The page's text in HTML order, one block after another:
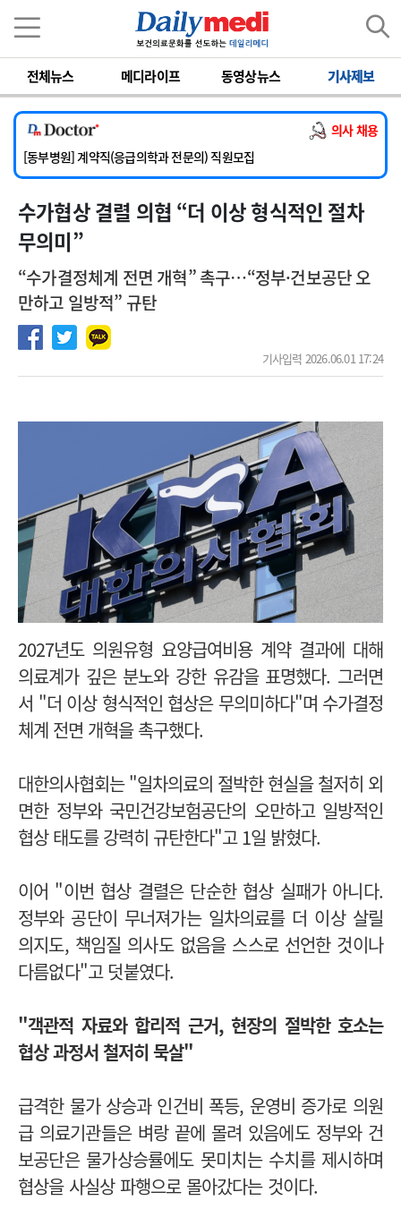
전체뉴스 메디라이프 동영상뉴스 기사제보
의사 채용
[서울아산병원] 2026년 하반기 인턴 모집
[영남대학교의료원] 마취통증의학과 임기제 임상의사 채용
[충남대학교병원] 소아청소년과(소아응급전담) 계약직 의사 공개채용
[동부병원] 계약직(응급의학과 전문의) 직원모집
[이대목동병원] 하반기 전공의(레지던트1년차) 모집
[서울아산병원] 2026년 하반기 인턴 모집
[영남대학교의료원] 마취통증의학과 임기제 임상의사 채용
수가협상 결렬 의협 “더 이상 형식적인 절차
무의미”
“수가결정체계 전면 개혁” 촉구…“정부·건보공단 오
만하고 일방적” 규탄
기사입력 2026.06.01 17:24
2027년도 의원유형 요양급여비용 계약 결과에 대해
의료계가 깊은 분노와 강한 유감을 표명했다. 그러면
서 "더 이상 형식적인 협상은 무의미하다"며 수가결정
체계 전면 개혁을 촉구했다.
대한의사협회는 "일차의료의 절박한 현실을 철저히 외
면한 정부와 국민건강보험공단의 오만하고 일방적인
협상 태도를 강력히 규탄한다"고 1일 밝혔다.
이어 "이번 협상 결렬은 단순한 협상 실패가 아니다.
정부와 공단이 무너져가는 일차의료를 더 이상 살릴
의지도, 책임질 의사도 없음을 스스로 선언한 것이나
다름없다"고 덧붙였다.
"객관적 자료와 합리적 근거, 현장의 절박한 호소는
협상 과정서 철저히 묵살"
급격한 물가 상승과 인건비 폭등, 운영비 증가로 의원
급 의료기관들은 벼랑 끝에 몰려 있음에도 정부와 건
보공단은 물가상승률에도 못미치는 수치를 제시하며
협상을 사실상 파행으로 몰아갔다는 것이다.